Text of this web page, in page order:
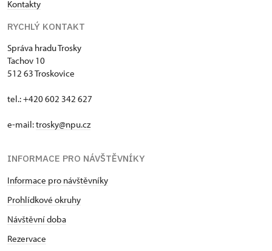
Kontakty
RYCHLÝ KONTAKT
Správa hradu Trosky
Tachov 10
512 63 Troskovice
tel.: +420 602 342 627
e-mail:trosky@npu.cz
INFORMACE PRO NÁVŠTĚVNÍKY
Informace pro návštěvníky
Prohlídkové okruhy
Návštěvní doba
Rezervace